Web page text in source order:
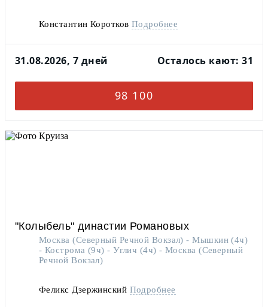
Константин Коротков Подробнее
На теплоходе есть кофе-станция
31.08.2026, 7 дней Осталось кают: 31
98 100
"Колыбель" династии Романовых
Москва (Северный Речной Вокзал) - Мышкин (4ч)
- Кострома (9ч) - Углич (4ч) - Москва (Северный
Речной Вокзал)
Феликс Дзержинский Подробнее